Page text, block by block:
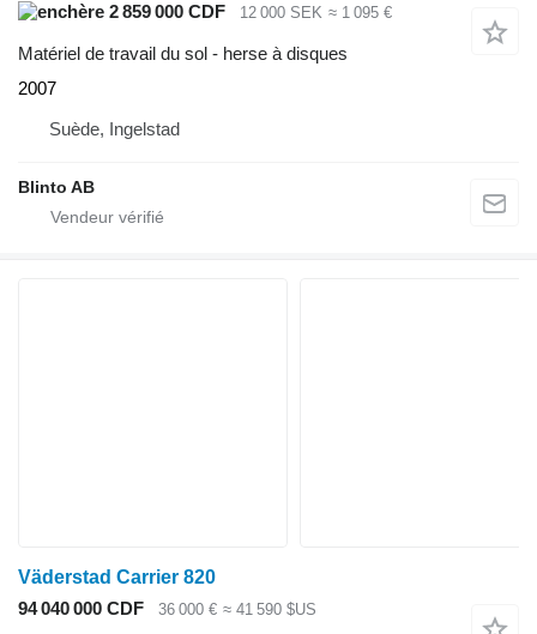
2 859 000 CDF
12 000 SEK ≈ 1 095 €
Matériel de travail du sol - herse à disques
2007
Suède, Ingelstad
Blinto AB
Väderstad Carrier 820
94 040 000 CDF
36 000 € ≈ 41 590 $US